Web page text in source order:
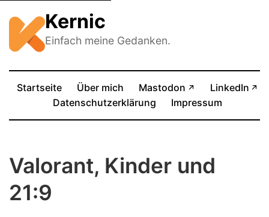
Kernic
Einfach meine Gedanken.
Startseite Über mich Mastodon ↗ (öffnet in
LinkedIn ↗
(öffnet in neuem Tab)
Datenschutzerklärung Impressum
Valorant, Kinder und
21:9